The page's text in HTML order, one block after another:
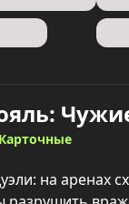
Карточные
на аренах